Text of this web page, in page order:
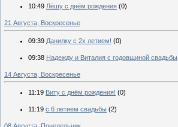
10:49 Лёшу с днём рождения (0)
21 Августа, Воскресенье
09:39 Данилку с 2х летием! (0)
09:38 Надежду и Виталия с годовщиной свадьбы
14 Августа, Воскресенье
11:19 Виту с днём рождения! (0)
11:19 с 6 летием свадьбы (2)